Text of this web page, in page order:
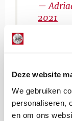
Deze website
We gebruiken
personaliseren,
en om ons
—
2021